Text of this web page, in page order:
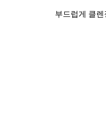
부드럽게 클